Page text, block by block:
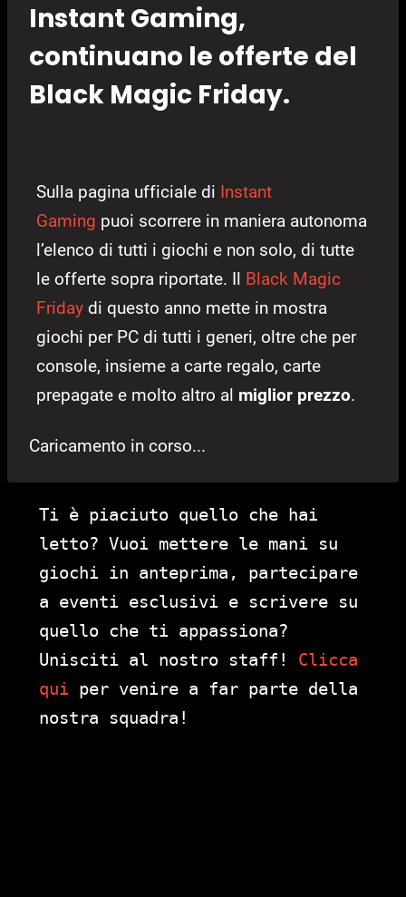
Instant Gaming,
continuano le offerte del
Black Magic Friday.
Sulla pagina ufficiale di Instant
Gaming puoi scorrere in maniera autonoma
l’elenco di tutti i giochi e non solo, di tutte
le offerte sopra riportate. Il Black Magic
Friday di questo anno mette in mostra
giochi per PC di tutti i generi, oltre che per
console, insieme a carte regalo, carte
prepagate e molto altro al miglior prezzo.
Caricamento in corso...
Ti è piaciuto quello che hai
letto? Vuoi mettere le mani su
giochi in anteprima, partecipare
a eventi esclusivi e scrivere su
quello che ti appassiona?
Unisciti al nostro staff! Clicca
qui per venire a far parte della
nostra squadra!